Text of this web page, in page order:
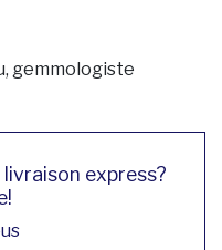
gemmologiste
express?